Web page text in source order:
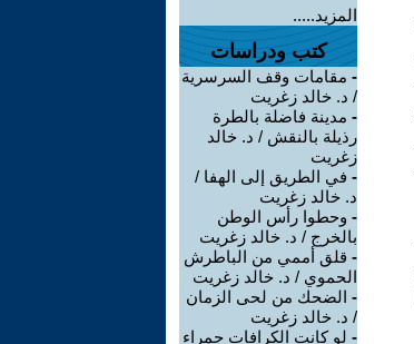
المزيد.....
كتب ودراسات
- مقامات وقف السرسرية
/ د. خالد زغريت
- مدينة فاضلة بالطرة
رذيلة بالنقش / د. خالد
زغريت
- في الطريق إلى الهفا /
د. خالد زغريت
- وحطوا رأس الوطن
بالخرج / د. خالد زغريت
- قلق أممي من الباطرش
الحموي / د. خالد زغريت
- الضحك من لحى الزمان
/ د. خالد زغريت
- لو كانت الكرافات حمراء